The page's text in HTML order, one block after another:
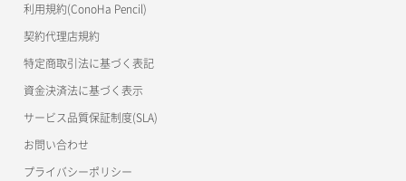
サーバー再構築（OS再インストール）
サーバー利用状況グラフ（ディスクIO）
ポート作成（ローカルネットワーク用）
ポート作成（追加IP用）
ポート削除
リスナー更新
リスナー詳細取得
ロードバランサー一覧取得
ロードバランサー削除
ロードバランサー更新
一時的Web公開
公開API(ConoHa VPS Ver.2.0)
利用規約(ConoHa Pencil)
契約代理店規約
特定商取引法に基づく表記
資金決済法に基づく表示
サービス品質保証制度(SLA)
お問い合わせ
プライバシーポリシー